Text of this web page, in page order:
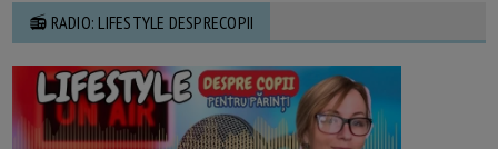
📻 RADIO: LIFESTYLE DESPRECOPII